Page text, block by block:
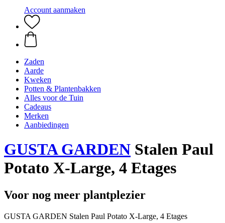
Account aanmaken
Zaden
Aarde
Kweken
Potten & Plantenbakken
Alles voor de Tuin
Cadeaus
Merken
Aanbiedingen
GUSTA GARDEN Stalen Paul
Potato X-Large, 4 Etages
Voor nog meer plantplezier
GUSTA GARDEN Stalen Paul Potato X-Large, 4 Etages